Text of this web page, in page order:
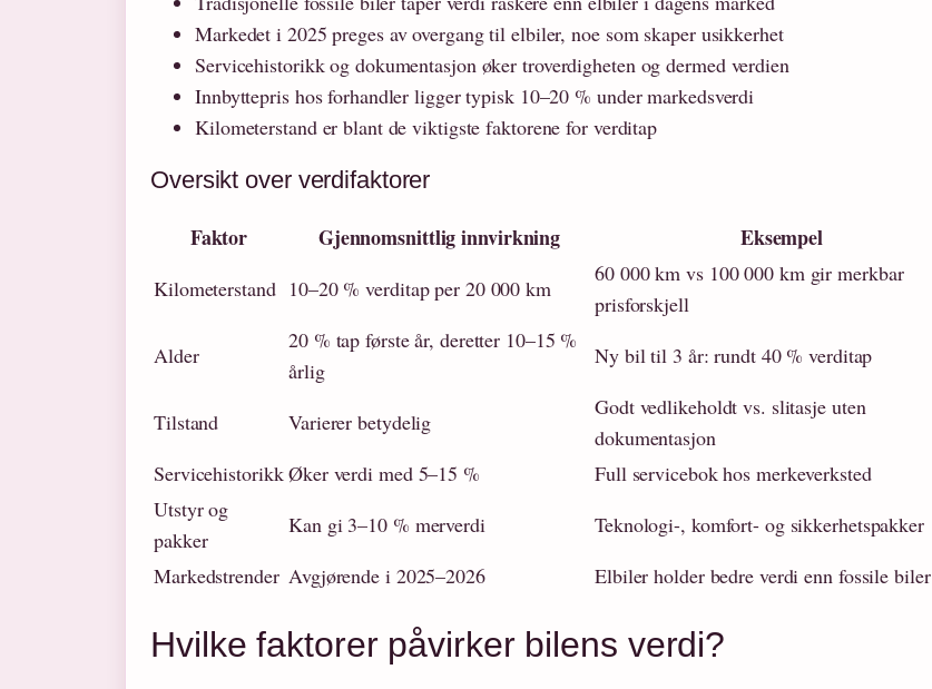
Markedet i 2025 preges av overgang til elbiler, noe som skaper usikkerhet
Servicehistorikk og dokumentasjon øker troverdigheten og dermed verdien
Innbyttepris hos forhandler ligger typisk 10–20 % under markedsverdi
Kilometerstand er blant de viktigste faktorene for verditap
Oversikt over verdifaktorer
Faktor Gjennomsnittlig innvirkning Eksempel
Kilometerstand 10–20 % verditap per 20 000 km
60 000 km vs 100 000 km gir merkbar
prisforskjell
Alder
20 % tap første år, deretter 10–15 %
årlig
Ny bil til 3 år: rundt 40 % verditap
Tilstand Varierer betydelig
Godt vedlikeholdt vs. slitasje uten
dokumentasjon
ServicehistorikkØker verdi med 5–15 %
Full servicebok hos merkeverksted
Utstyr og
pakker
Kan gi 3–10 % merverdi
Teknologi-, komfort- og sikkerhetspakker
Markedstrender Avgjørende i 2025–2026 Elbiler holder bedre verdi enn fossile biler
Hvilke faktorer påvirker bilens verdi?